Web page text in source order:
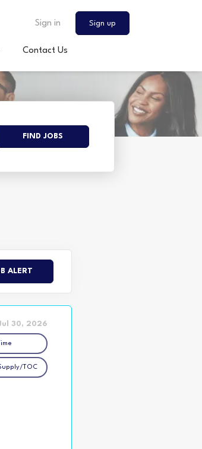
Sign in Sign up
Contact Us
FIND JOBS
30, 2026
TOC